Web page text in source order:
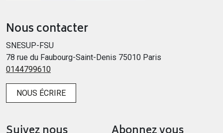
Nous contacter
SNESUP-FSU
78 rue du Faubourg-Saint-Denis 75010 Paris
0144799610
NOUS ÉCRIRE